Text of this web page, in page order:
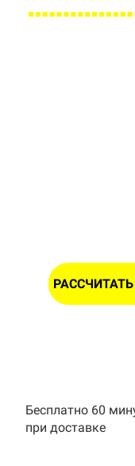
Бесплатно 60
при доставке